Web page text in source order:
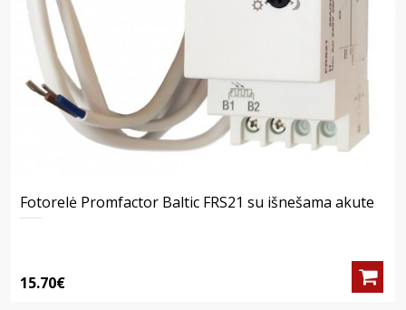
Fotorelė Promfactor Baltic FRS21 su išnešama akute
15.70€